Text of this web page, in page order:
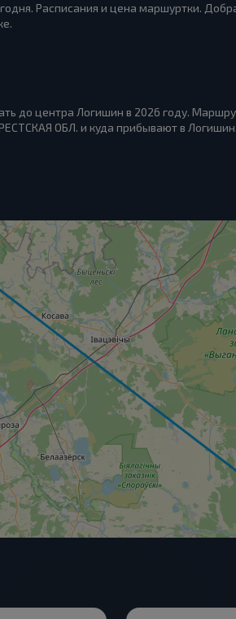
Расписания и цена маршуртки.
до центра Логишин в 2026 году.
ОБЛ. и куда прибывают в